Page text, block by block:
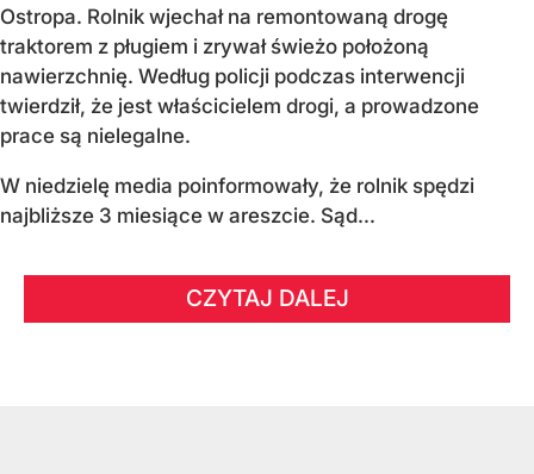
Ostropa. Rolnik wjechał na remontowaną drogę
traktorem z pługiem i zrywał świeżo położoną
nawierzchnię. Według policji podczas interwencji
twierdził, że jest właścicielem drogi, a prowadzone
prace są nielegalne.
W niedzielę media poinformowały, że rolnik spędzi
najbliższe 3 miesiące w areszcie. Sąd...
CZYTAJ DALEJ